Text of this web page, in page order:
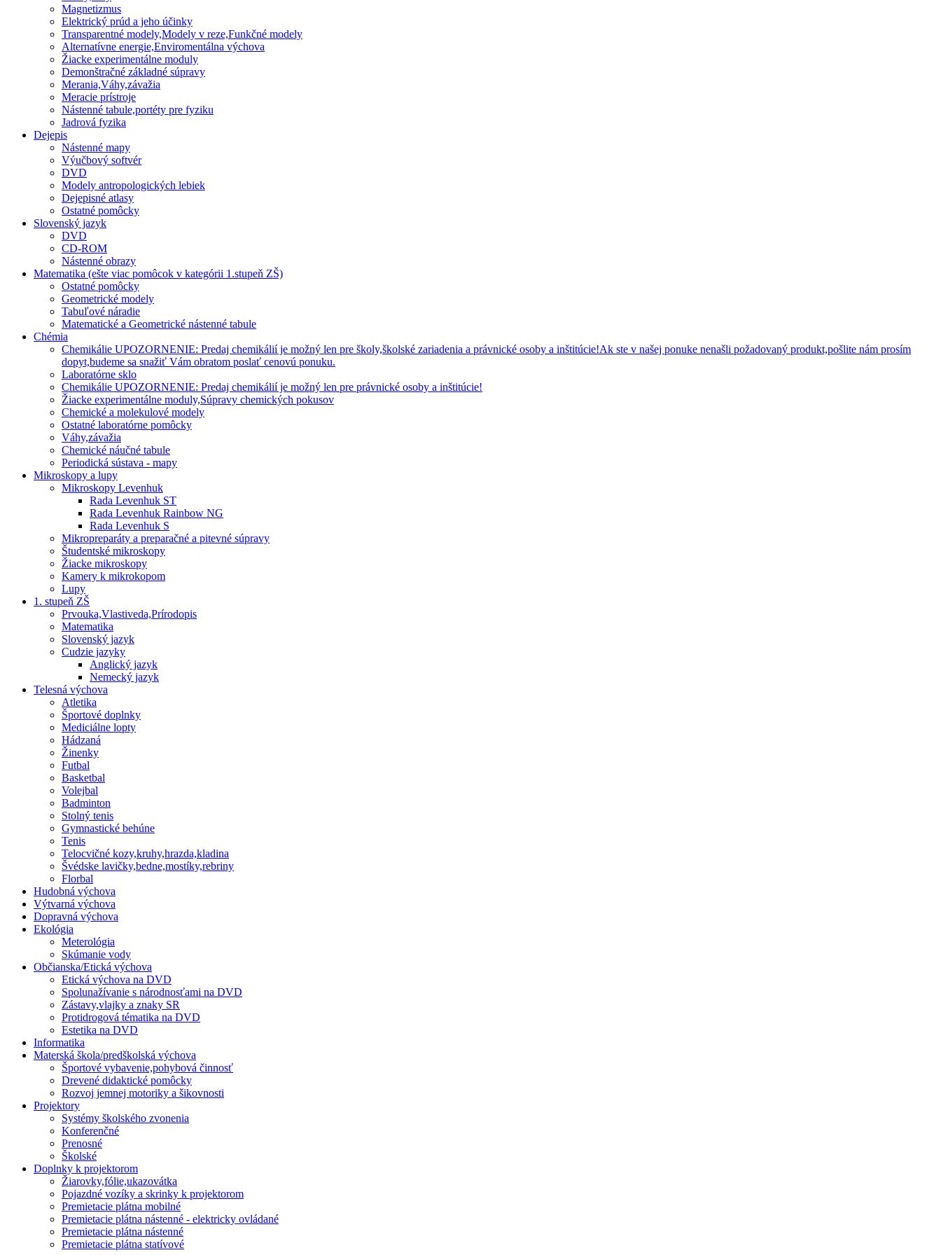
Magnetizmus
Elektrický prúd a jeho účinky
Transparentné modely,Modely v reze,Funkčné modely
Alternatívne energie,Enviromentálna výchova
Žiacke experimentálne moduly
Demonštračné základné súpravy
Merania,Váhy,závažia
Meracie prístroje
Nástenné tabule,portéty pre fyziku
Jadrová fyzika
Dejepis
Nástenné mapy
Výučbový softvér
DVD
Modely antropologických lebiek
Dejepisné atlasy
Ostatné pomôcky
Slovenský jazyk
DVD
CD-ROM
Nástenné obrazy
Matematika (ešte viac pomôcok v kategórii 1.stupeň ZŠ)
Ostatné pomôcky
Geometrické modely
Tabuľové náradie
Matematické a Geometrické nástenné tabule
Chémia
Chemikálie UPOZORNENIE: Predaj chemikálií je možný len pre školy,školské zariadenia a právnické osoby a inštitúcie!Ak ste v našej ponuke nenašli požadovaný produkt,pošlite nám prosím
dopyt,budeme sa snažiť Vám obratom poslať cenovú ponuku.
Laboratórne sklo
Chemikálie UPOZORNENIE: Predaj chemikálií je možný len pre právnické osoby a inštitúcie!
Žiacke experimentálne moduly,Súpravy chemických pokusov
Chemické a molekulové modely
Ostatné laboratórne pomôcky
Váhy,závažia
Chemické náučné tabule
Periodická sústava - mapy
Mikroskopy a lupy
Mikroskopy Levenhuk
Rada Levenhuk ST
Rada Levenhuk Rainbow NG
Rada Levenhuk S
Mikropreparáty a preparačné a pitevné súpravy
Študentské mikroskopy
Žiacke mikroskopy
Kamery k mikrokopom
Lupy
1. stupeň ZŠ
Prvouka,Vlastiveda,Prírodopis
Matematika
Slovenský jazyk
Cudzie jazyky
Anglický jazyk
Nemecký jazyk
Telesná výchova
Atletika
Športové doplnky
Mediciálne lopty
Hádzaná
Žinenky
Futbal
Basketbal
Volejbal
Badminton
Stolný tenis
Gymnastické behúne
Tenis
Telocvičné kozy,kruhy,hrazda,kladina
Švédske lavičky,bedne,mostíky,rebriny
Florbal
Hudobná výchova
Výtvarná výchova
Dopravná výchova
Ekológia
Meterológia
Skúmanie vody
Občianska/Etická výchova
Etická výchova na DVD
Spolunažívanie s národnosťami na DVD
Zástavy,vlajky a znaky SR
Protidrogová tématika na DVD
Estetika na DVD
Informatika
Materská škola/predškolská výchova
Športové vybavenie,pohybová činnosť
Drevené didaktické pomôcky
Rozvoj jemnej motoriky a šikovnosti
Projektory
Systémy školského zvonenia
Konferenčné
Prenosné
Školské
Doplnky k projektorom
Žiarovky,fólie,ukazovátka
Pojazdné vozíky a skrinky k projektorom
Premietacie plátna mobilné
Premietacie plátna nástenné - elektricky ovládané
Premietacie plátna nástenné
Premietacie plátna statívové